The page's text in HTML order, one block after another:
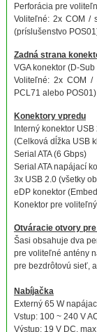
Perforácia pre
Voliteľné: 2x COM /
(príslušenstvo
Zadná strana
VGA konektor (D-
Voliteľné: 2x COM /
PCL71 alebo POS01)
Konektory vpredu
Interný konektor
(Celková dĺžka USB
Serial ATA (6 Gbps)
Serial ATA napájací
3x USB 2.0 (všetky
eDP konektor
Konektor pre
Otváracie otvory
Šasi obsahuje dva
pre voliteľné antény
pre bezdrôtovú sieť,
Nabíjačka
Externý 65 W
Vstup: 100 ~ 240 V
Výstup: 19 V DC,